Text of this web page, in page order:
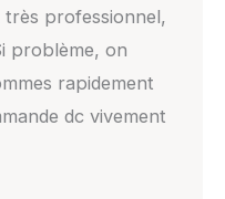
professionnel,
problème, on
rapidement
dc vivement